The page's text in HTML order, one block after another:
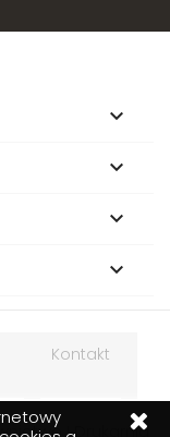




Kontakt
I Drukarnia